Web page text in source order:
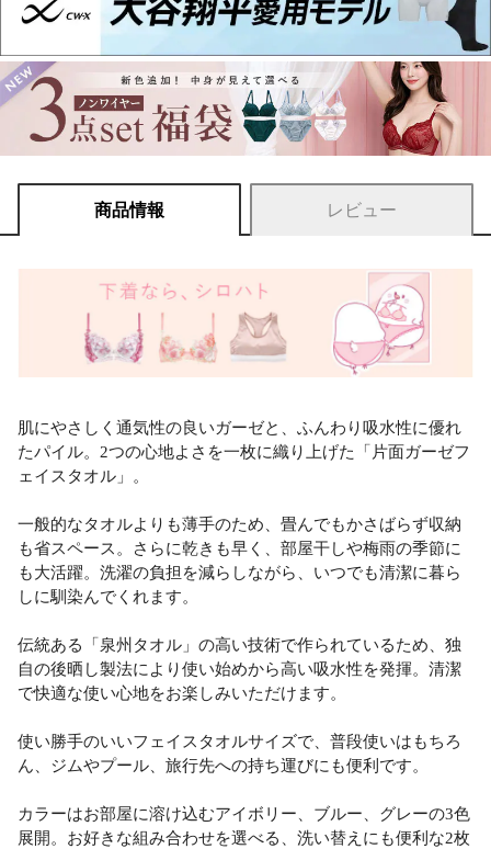
商品情報 レビュー
肌にやさしく通気性の良いガーゼと、ふんわり吸水性に優れ
たパイル。2つの心地よさを一枚に織り上げた「片面ガーゼフ
ェイスタオル」。
一般的なタオルよりも薄手のため、畳んでもかさばらず収納
も省スペース。さらに乾きも早く、部屋干しや梅雨の季節に
も大活躍。洗濯の負担を減らしながら、いつでも清潔に暮ら
しに馴染んでくれます。
伝統ある「泉州タオル」の高い技術で作られているため、独
自の後晒し製法により使い始めから高い吸水性を発揮。清潔
で快適な使い心地をお楽しみいただけます。
使い勝手のいいフェイスタオルサイズで、普段使いはもちろ
ん、ジムやプール、旅行先への持ち運びにも便利です。
カラーはお部屋に溶け込むアイボリー、ブルー、グレーの3色
展開。お好きな組み合わせを選べる、洗い替えにも便利な2枚